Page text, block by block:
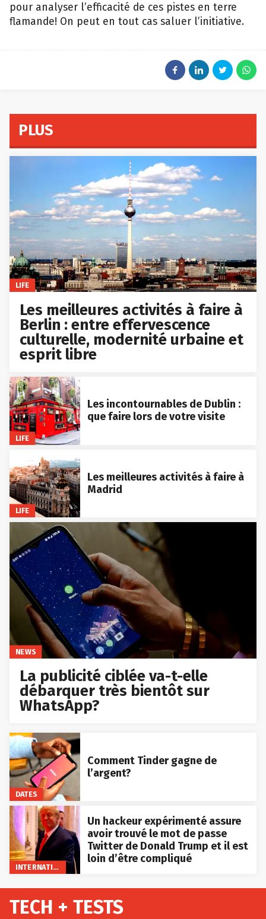
pour analyser l’efficacité de ces pistes en terre
flamande! On peut en tout cas saluer l’initiative.
PLUS
LIFE
Les meilleures activités à faire à
Berlin : entre effervescence
culturelle, modernité urbaine et
esprit libre
LIFE
Les incontournables de Dublin :
que faire lors de votre visite
LIFE
Les meilleures activités à faire à
Madrid
NEWS
La publicité ciblée va-t-elle
débarquer très bientôt sur
WhatsApp?
DATES
Comment Tinder gagne de
l’argent?
INTERNATIONAL
Un hackeur expérimenté assure
avoir trouvé le mot de passe
Twitter de Donald Trump et il est
loin d’être compliqué
TECH + TESTS